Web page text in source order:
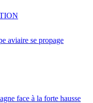
aviaire se propage
face à la forte hausse